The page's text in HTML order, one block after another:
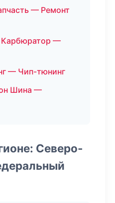
— Ремонт
Карбюратор —
— Чип-тюнинг
Шина —
Северо-